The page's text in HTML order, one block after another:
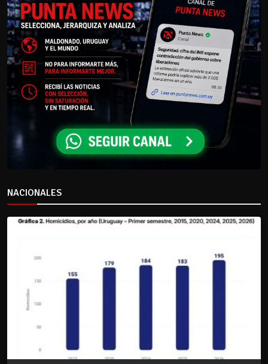
NACIONALES